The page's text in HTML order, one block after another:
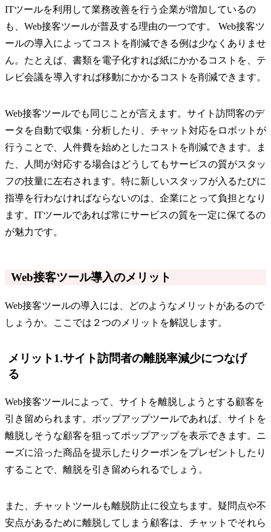
ITツールを利用して業務改善を行う企業が増加しているの
も、Web接客ツールが普及する理由の一つです。 Web接客ツ
ールの導入によってコストを削減できる例は少なくありませ
ん。たとえば、書類を電子化すれば紙にかかるコストを、テ
レビ会議を導入すれば移動にかかるコストを削減できます。
Web接客ツールでも同じことが言えます。サイト訪問客のデ
ータを自動で収集・分析したり、チャット対応をロボットが
行うことで、人件費を始めとしたコストを削減できます。ま
た、人間が対応する場合はどうしてもサービスの質がスタッ
フの技量に左右されます。特に新しいスタッフが入るたびに
指導を行わなければならないのは、企業にとって負担となり
ます。ITツールであれば常にサービスの質を一定に保てるの
が魅力です。
Web接客ツール導入のメリット
Web接客ツールの導入には、どのようなメリットがあるので
しょうか。ここでは２つのメリットを解説します。
メリット1.サイト訪問者の離脱率減少につなげ
る
Web接客ツールによって、サイトを離脱しようとする顧客を
引き留められます。ポップアップツールであれば、サイトを
離脱しそうな顧客を狙ってポップアップを表示できます。ニ
ーズに沿った商品を提示したりクーポンをプレゼントしたり
することで、離脱を引き留められるでしょう。
また、チャットツールも離脱防止に役立ちます。疑問点や不
安点があるために離脱してしまう顧客は、チャットでそれら